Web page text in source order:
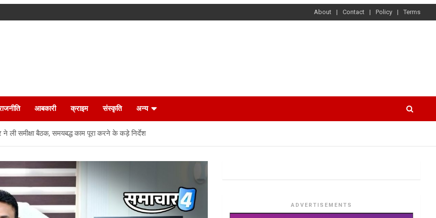
About Contact Policy Terms
आबकारी क्राइम संस्कृति अन्य
ने ली समीक्षा बैठक, समयबद्ध काम पूरा करने के कड़े निर्देश
ADVERTISEMENTS